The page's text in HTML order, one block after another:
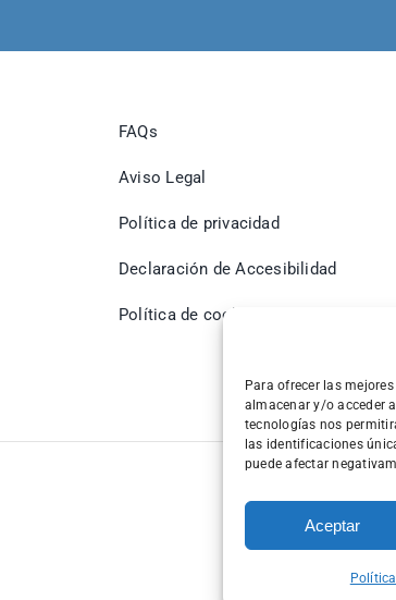
Para ofrecer las
almacenar y/o acceder
tecnologías nos
las identificaciones
puede afectar
Aceptar
FAQs
Aviso Legal
Política de privacidad
Declaración de Accesibilidad
Política de cookies (UE)